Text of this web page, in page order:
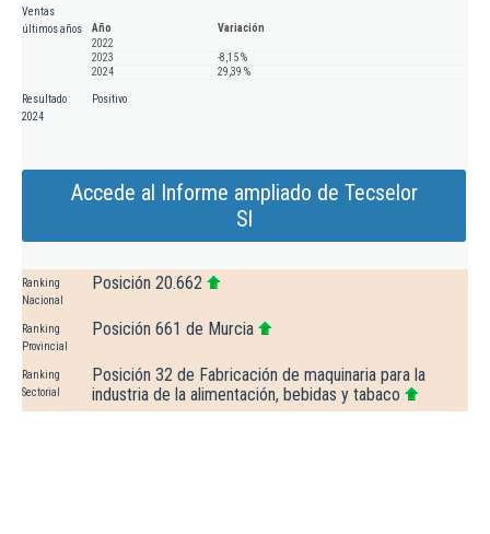
Ventas
últimos años
Año
Variación
2022
2023
-8,15 %
2024
29,39 %
Resultado
2024
Positivo
Accede al Informe ampliado de Tecselor
Sl
Ranking
Nacional
Posición 20.662
Ranking
Provincial
Posición 661 de Murcia
Ranking
Sectorial
Posición 32 de Fabricación de maquinaria para la
industria de la alimentación, bebidas y tabaco